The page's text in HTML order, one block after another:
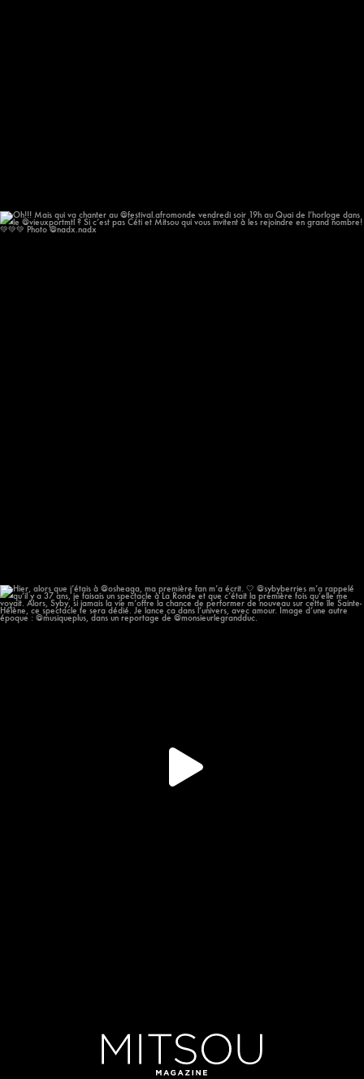
Oh!!! Mais qui va chanter au @festival.afromonde
Hier, alors que j’étais à @osheaga, ma première...